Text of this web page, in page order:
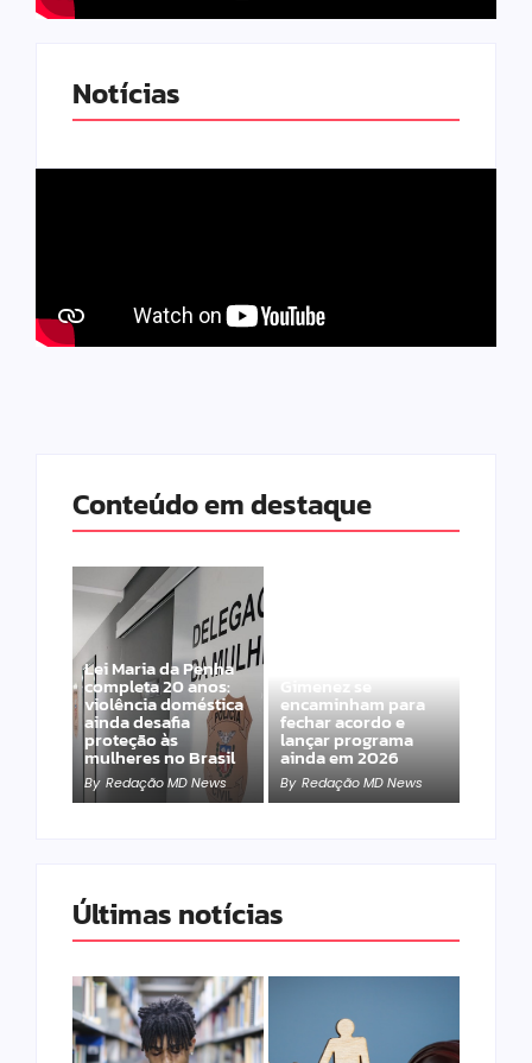
Notícias
Conteúdo em destaque
Lei Maria da Penha
completa 20 anos:
violência doméstica
ainda desafia
proteção às
mulheres no Brasil
By Redação MD News
Gimenez se
encaminham para
fechar acordo e
lançar programa
ainda em 2026
By Redação MD News
Últimas notícias